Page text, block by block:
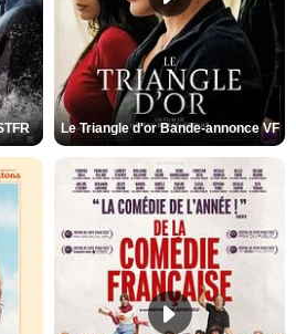
Le Triangle d'or Bande-annonce VF